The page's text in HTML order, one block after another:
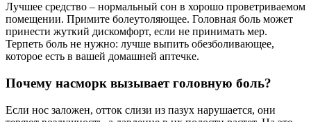
Лучшее средство – нормальный сон в хорошо проветриваемом
помещении. Примите болеутоляющее. Головная боль может
принести жуткий дискомфорт, если не принимать мер.
Терпеть боль не нужно: лучше выпить обезболивающее,
которое есть в вашей домашней аптечке.
Почему насморк вызывает головную боль?
Если нос заложен, отток слизи из пазух нарушается, они